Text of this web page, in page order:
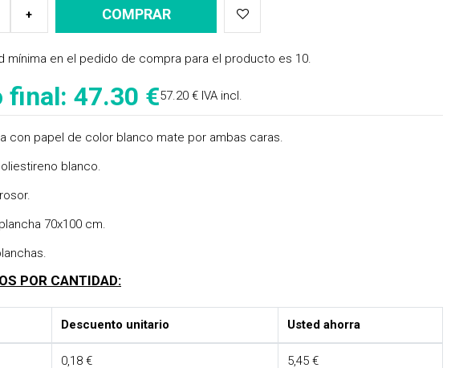
+ COMPRAR
mínima en el pedido de compra para el producto es 10.
final: 47.30 €57.20 € IVA incl.
con papel de color blanco mate por ambas caras.
blanco.
70x100 cm.
POR CANTIDAD:
Descuento unitario Usted ahorra
0,18 € 5,45 €